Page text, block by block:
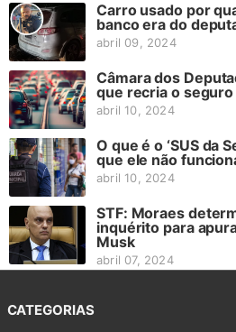
Carro usado por
banco era do
abril 09, 2024
Câmara dos
que recria o seguro
abril 10, 2024
O que é o ‘SUS da
que ele não
abril 10, 2024
STF: Moraes
inquérito para
Musk
abril 07, 2024
CATEGORIAS